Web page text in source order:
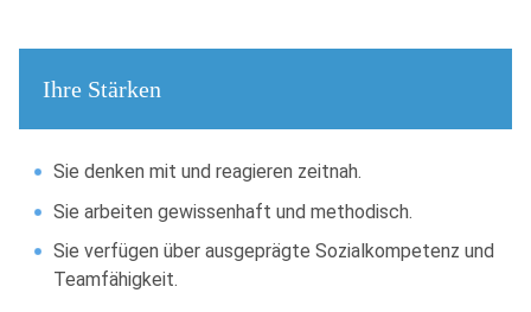
Ihre Stärken
Sie denken mit und reagieren zeitnah.
Sie arbeiten gewissenhaft und methodisch.
Sie verfügen über ausgeprägte Sozialkompetenz und
Teamfähigkeit.